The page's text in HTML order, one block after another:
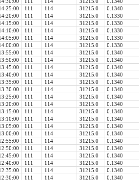
111 114 31215.0
0.1340
111 114 31215.0
0.1330
111 114 31215.0
0.1330
111 114 31215.0
0.1330
111 114 31215.0
0.1330
111 114 31215.0
0.1330
111 114 31215.0
0.1340
111 114 31215.0
0.1340
111 114 31215.0
0.1340
111 114 31215.0
0.1340
111 114 31215.0
0.1340
111 114 31215.0
0.1340
111 114 31215.0
0.1340
111 114 31215.0
0.1340
111 114 31215.0
0.1340
111 114 31215.0
0.1340
111 114 31215.0
0.1340
111 114 31215.0
0.1340
111 114 31215.0
0.1340
111 114 31215.0
0.1340
111 114 31215.0
0.1340
111 114 31215.0
0.1340
111 114 31215.0
0.1340
111 114 31215.0 0.1340